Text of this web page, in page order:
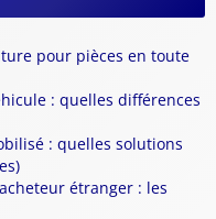
pour pièces en toute
: quelles différences
: quelles solutions
étranger : les